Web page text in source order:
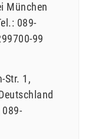
München
089-
99
Str. 1
089-